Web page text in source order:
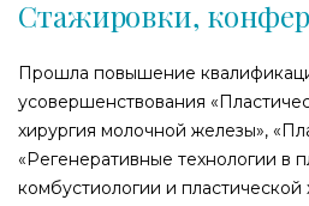
Стажировки,
Прошла повышение
усовершенствования
хирургия молочной железы»,
«Регенеративные технологии в
комбустиологии и